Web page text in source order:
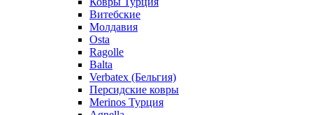
Витебские
Молдавия
Osta
Ragolle
Balta
Verbatex (Бельгия)
Персидские ковры
Merinos Турция